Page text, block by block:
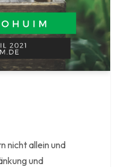
nicht allein und
und